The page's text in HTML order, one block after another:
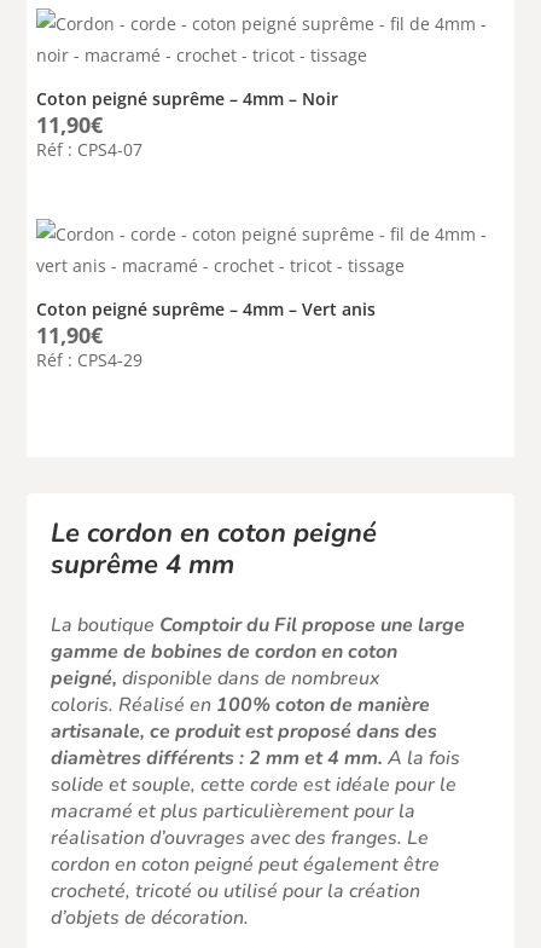
Coton peigné suprême – 4mm – Noir
11,90€
Réf : CPS4-07
Coton peigné suprême – 4mm – Vert anis
11,90€
Réf : CPS4-29
Le cordon en coton peigné
suprême 4 mm
La boutique Comptoir du Fil propose une large
gamme de bobines de cordonen coton
peigné,disponible dans de nombreux
coloris. Réalisé en 100% coton de manière
artisanale, ce produit est proposé dans des
diamètres différents : 2 mm et 4 mm. A la fois
solide et souple, cette corde est idéale pour le
macramé et plus particulièrement pour la
réalisation d’ouvrages avec des franges. Le
cordon en coton peigné peut également être
crocheté, tricoté ou utilisé pour la création
d’objets de décoration.